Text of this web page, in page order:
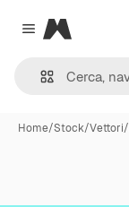
Close menu
Magnific
Home/Stock/Vettori/